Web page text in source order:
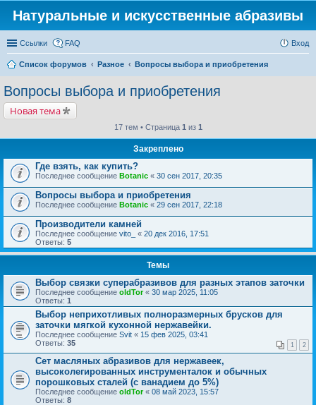
Натуральные и искусственные абразивы
Ссылки FAQ Вход
Список форумов Разное Вопросы выбора и приобретения
Вопросы выбора и приобретения
Новая тема
17 тем • Страница 1 из 1
Закреплено
Где взять, как купить?
Последнее сообщение Botanic « 30 сен 2017, 20:35
Вопросы выбора и приобретения
Последнее сообщение Botanic « 29 сен 2017, 22:18
Производители камней
Последнее сообщение vito_ « 20 дек 2016, 17:51
Ответы: 5
Темы
Выбор связки суперабразивов для разных этапов заточки
Последнее сообщение oldTor« 30 мар 2025, 11:05
Ответы: 1
Выбор неприхотливых полноразмерных брусков для
заточки мягкой кухонной нержавейки.
Последнее сообщение Svit « 15 фев 2025, 03:41
Ответы: 35 1 2
Сет масляных абразивов для нержавеек,
высоколегированных инструменталок и обычных
порошковых сталей (с ванадием до 5%)
Последнее сообщение oldTor« 08 май 2023, 15:57
Ответы: 8